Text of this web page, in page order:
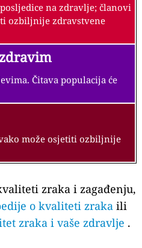
na zdravlje; članovi
ozbiljnije zdravstvene
Čitava populacija će
može osjetiti ozbiljnije
zraka i zagađenju,
o kvaliteti zrakaili
zraka i vaše zdravlje .